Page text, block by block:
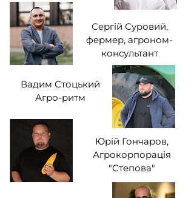
Сергій Суровий,
фермер, агроном-
консультант
Вадим Стоцький
Агро-ритм
Юрій Гончаров,
Агрокорпорація
"Степова"